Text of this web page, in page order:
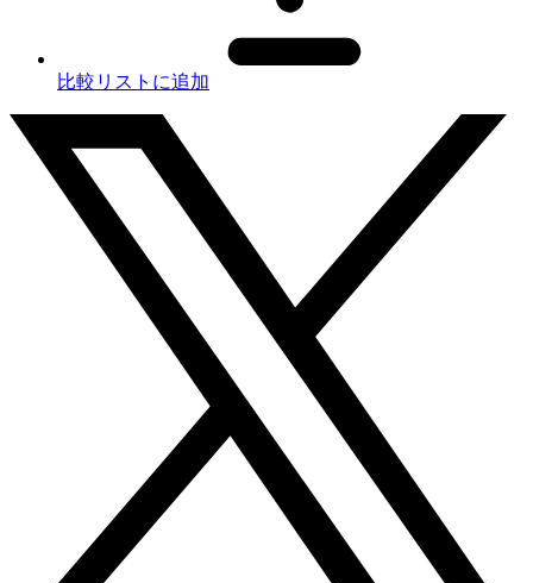
比較リストに追加